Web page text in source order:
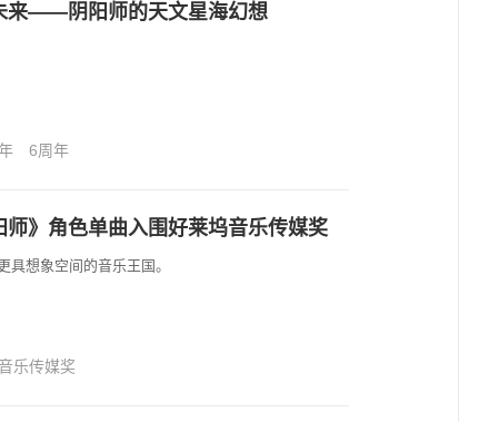
来——阴阳师的天文星海幻想
6周年
师》角色单曲入围好莱坞音乐传媒奖
具想象空间的音乐王国。
乐传媒奖